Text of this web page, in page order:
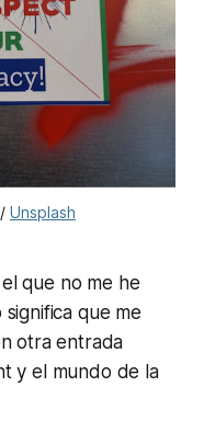
/ Unsplash
que no me he
que me
otra entrada
y el mundo de la